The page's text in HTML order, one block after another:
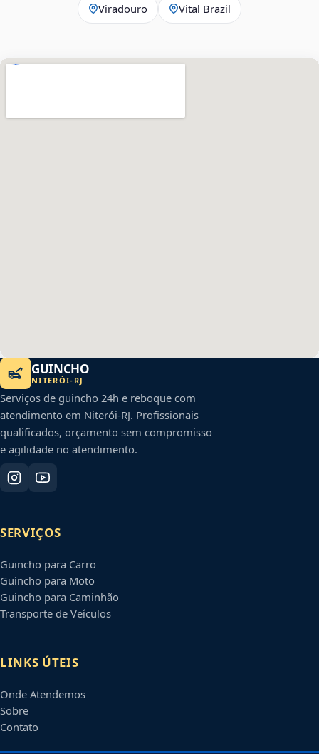
Viradouro Vital Brazil
GUINCHO
NITERÓI- RJ
Serviços de guincho 24h e reboque com
atendimento em Niterói-RJ. Profissionais
qualificados, orçamento sem compromisso
e agilidade no atendimento.
SERVIÇOS
Guincho para Carro
Guincho para Moto
Guincho para Caminhão
Transporte de Veículos
LINKS ÚTEIS
Onde Atendemos
Sobre
Contato